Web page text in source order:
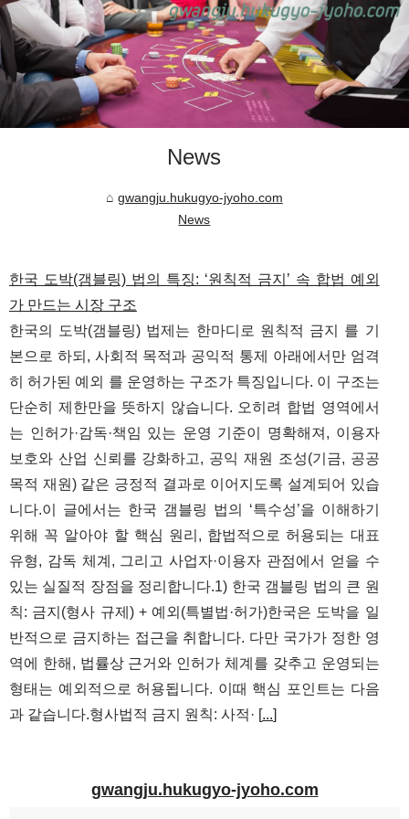
News
gwangju.hukugyo-jyoho.com
News
한국 도박(갬블링) 법의 특징: ‘원칙적 금지’ 속 합법 예외
가 만드는 시장 구조
한국의 도박(갬블링) 법제는 한마디로 원칙적 금지 를 기
본으로 하되, 사회적 목적과 공익적 통제 아래에서만 엄격
히 허가된 예외 를 운영하는 구조가 특징입니다. 이 구조는
단순히 제한만을 뜻하지 않습니다. 오히려 합법 영역에서
는 인허가·감독·책임 있는 운영 기준이 명확해져, 이용자
보호와 산업 신뢰를 강화하고, 공익 재원 조성(기금, 공공
목적 재원) 같은 긍정적 결과로 이어지도록 설계되어 있습
니다.이 글에서는 한국 갬블링 법의 ‘특수성’을 이해하기
위해 꼭 알아야 할 핵심 원리, 합법적으로 허용되는 대표
유형, 감독 체계, 그리고 사업자·이용자 관점에서 얻을 수
있는 실질적 장점을 정리합니다.1) 한국 갬블링 법의 큰 원
칙: 금지(형사 규제) + 예외(특별법·허가)한국은 도박을 일
반적으로 금지하는 접근을 취합니다. 다만 국가가 정한 영
역에 한해, 법률상 근거와 인허가 체계를 갖추고 운영되는
형태는 예외적으로 허용됩니다. 이때 핵심 포인트는 다음
과 같습니다.형사법적 금지 원칙: 사적· [...]
gwangju.hukugyo-jyoho.com